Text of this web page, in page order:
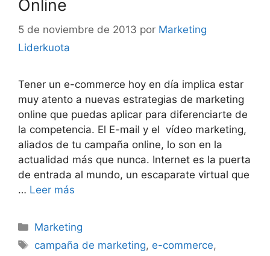
Online
5 de noviembre de 2013 por Marketing
Liderkuota
Tener un e-commerce hoy en día implica estar
muy atento a nuevas estrategias de marketing
online que puedas aplicar para diferenciarte de
la competencia. El E-mail y el vídeo marketing,
aliados de tu campaña online, lo son en la
actualidad más que nunca. Internet es la puerta
de entrada al mundo, un escaparate virtual que
… Leer más
Categorías
Marketing
Etiquetas
campaña de marketing, e-commerce,